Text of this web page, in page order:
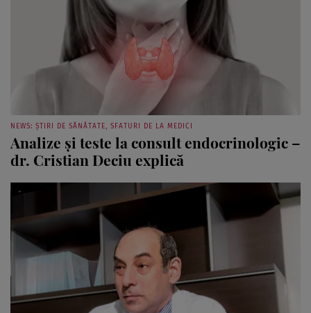
NEWS: ȘTIRI DE SĂNĂTATE, SFATURI DE LA MEDICI
Analize şi teste la consult endocrinologic –
dr. Cristian Deciu explică